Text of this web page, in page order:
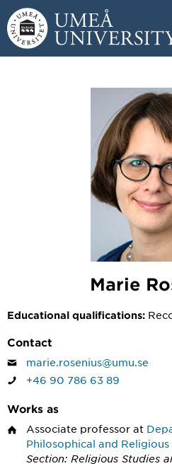
Skip to content
Marie
Educational qualifications:
Contact
marie.rosenius@umu.se
+46 90 786 63 89
Works as
Associate professor at
Philosophical and Religious
Section: Religious Studies